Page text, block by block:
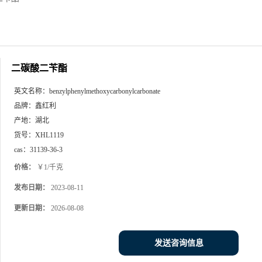
二碳酸二苄酯
英文名称： benzylphenylmethoxycarbonylcarbonate
品牌： 鑫红利
产地： 湖北
货号： XHL1119
cas： 31139-36-3
价格： ￥1/千克
发布日期： 2023-08-11
更新日期： 2026-08-08
发送咨询信息